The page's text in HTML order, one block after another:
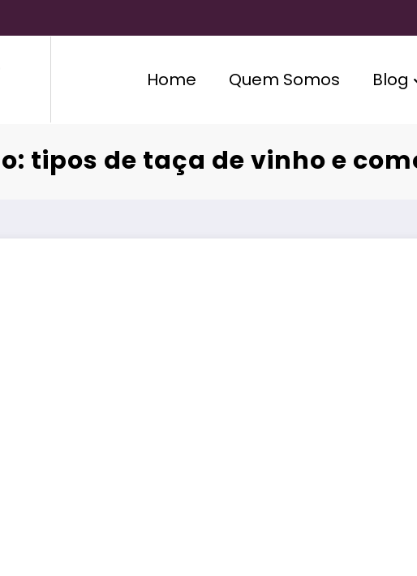
Home Quem Somos Blog
tipos de taça de vinho e